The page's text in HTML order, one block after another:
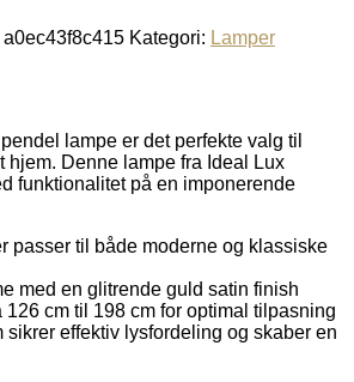
a0ec43f8c415 Kategori: Lamper
lampe er det perfekte valg til
hjem. Denne lampe fra Ideal Lux
funktionalitet på en imponerende
passer til både moderne og klassiske
med en glitrende guld satin finish
cm til 198 cm for optimal tilpasning
sikrer effektiv lysfordeling og skaber en